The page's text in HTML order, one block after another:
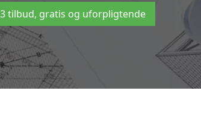
3 tilbud, gratis og uforpligtende